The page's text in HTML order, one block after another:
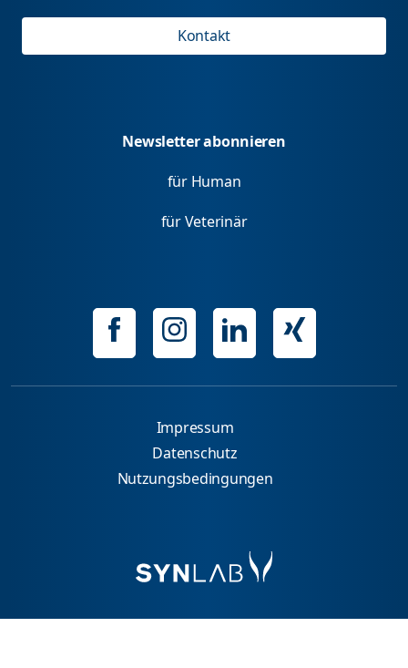
Kontakt
Newsletter abonnieren
für Human
für Veterinär
Impressum
Datenschutz
Nutzungsbedingungen